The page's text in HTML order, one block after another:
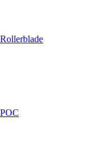
Rollerblade
POC